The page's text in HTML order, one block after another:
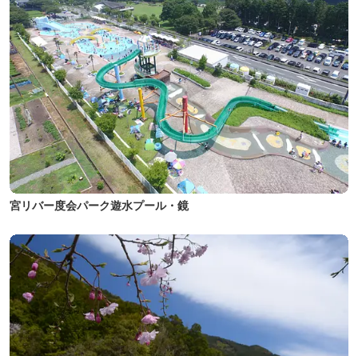
宮リバー度会パーク遊水プール・鏡